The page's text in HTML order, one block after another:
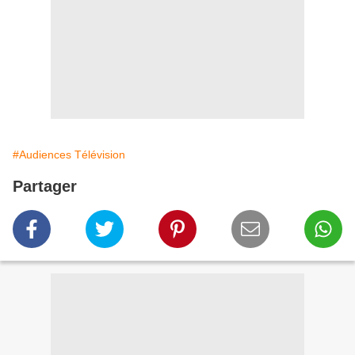
#Audiences Télévision
Partager